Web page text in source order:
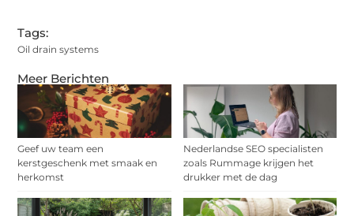
Meer Berichten
Geef uw team een
kerstgeschenk met smaak en
herkomst
Nederlandse SEO specialisten
zoals Rummage krijgen het
drukker met de dag
Tags:
Oil drain systems